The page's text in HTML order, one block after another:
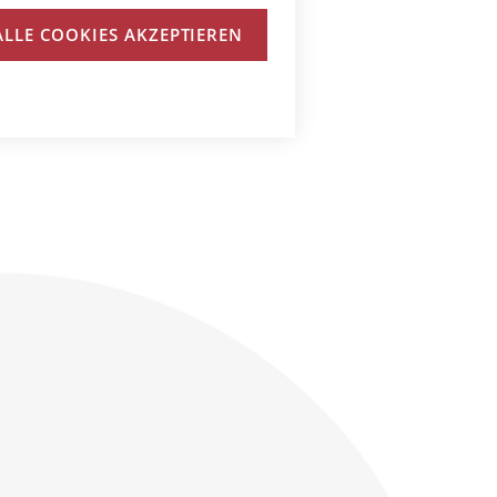
COOKIES AKZEPTIEREN